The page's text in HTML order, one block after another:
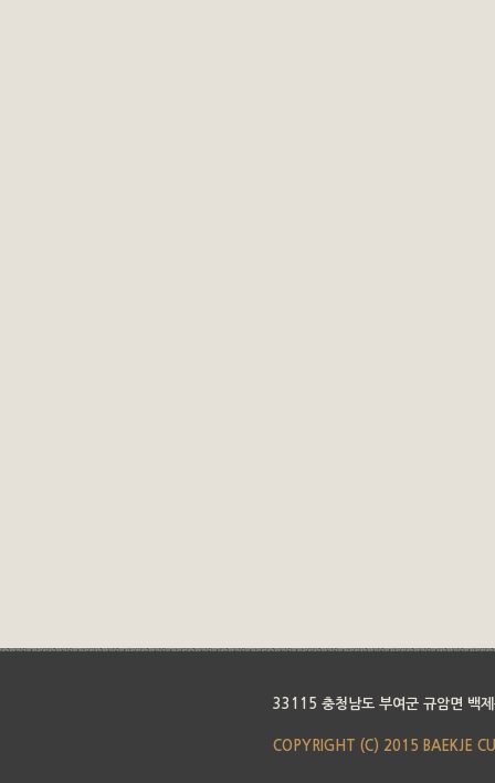
33115 충청남도 부여군 규암면 백
COPYRIGHT (C) 2015 BAEKJE